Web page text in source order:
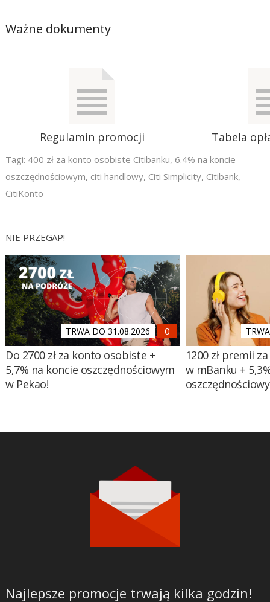
Ważne dokumenty
Regulamin promocji Tabela
Tagi: 400 zł za konto osobiste Citibanku, 6.4% na koncie
oszczędnościowym, citi handlowy, Citi Simplicity, Citibank,
CitiKonto
NIE PRZEGAP!
TRWA DO 31.08.2026
Do 2700 zł za konto osobiste +
5,7% na koncie oszczędnościowym
w Pekao!
1200 zł premii
w mBanku +
Najlepsze promocje trwają kilka godzin!